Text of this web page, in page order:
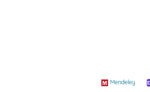
Mendeley